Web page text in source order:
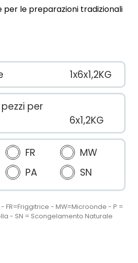
per le preparazioni tradizionali
1x6x1,2KG
per
6x1,2KG
FR
MW
PA SN
FR=Friggitrice - MW=Microonde - P =
- SN = Scongelamento Naturale